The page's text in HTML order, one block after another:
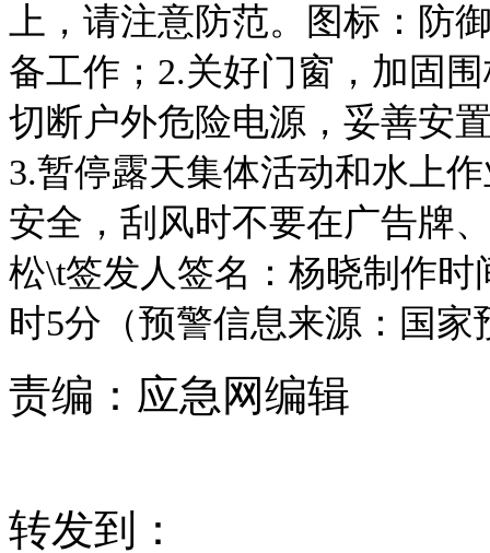
上，请注意防范。图标：防
备工作；2.关好门窗，加固
切断户外危险电源，妥善安
3.暂停露天集体活动和水上
安全，刮风时不要在广告牌
松\t签发人签名：杨晓制作时
时5分（预警信息来源：国
责编： 应急网编辑
转发到：